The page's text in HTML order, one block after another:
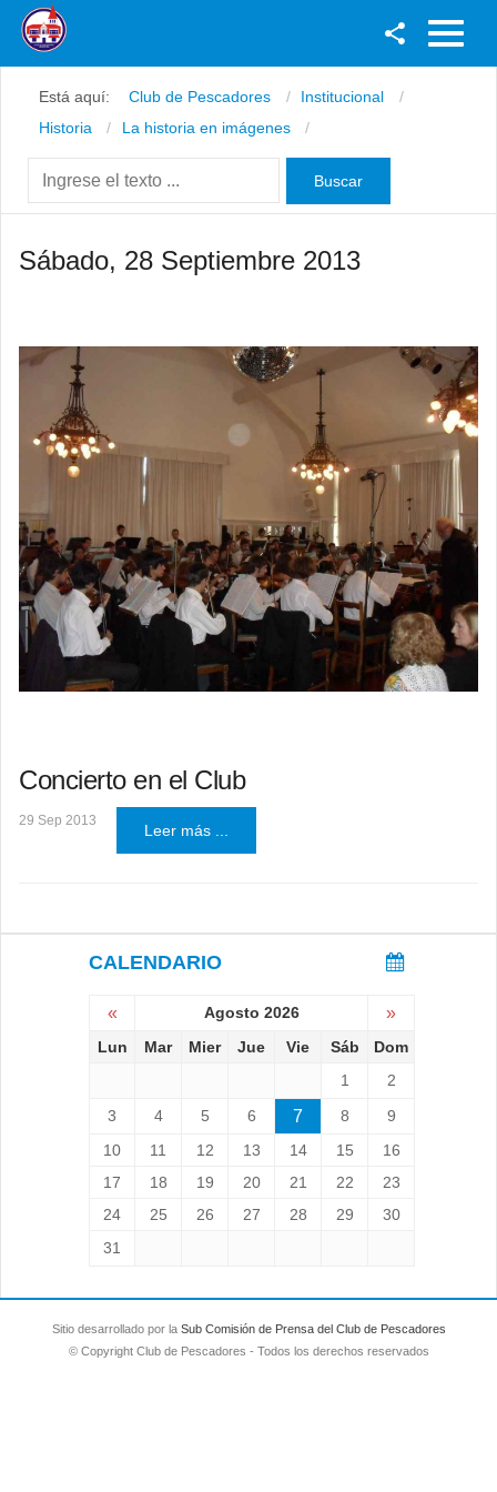
Youtube
Instagram
Está aquí: Club de Pescadores
Institucional
Historia
La historia en imágenes
Sábado, 28 Septiembre 2013
Concierto en el Club
29 Sep 2013
Leer más ...
CALENDARIO
« Agosto 2026 »
Lun Mar Mier Jue Vie Sáb
Dom
1
2
3
4 5 6 7 8
9
10
11 12 13 14 15
16
17
18 19 20 21 22
23
24
25 26 27 28 29
30
31
Sitio desarrollado por la Sub Comisión de Prensa del Club de Pescadores
© Copyright Club de Pescadores - Todos los derechos reservados